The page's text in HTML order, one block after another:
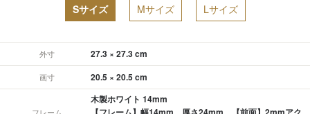
Sサイズ Mサイズ Lサイズ
外寸 27.3 × 27.3 cm
画寸 20.5 × 20.5 cm
フレーム
木製ホワイト 14mm